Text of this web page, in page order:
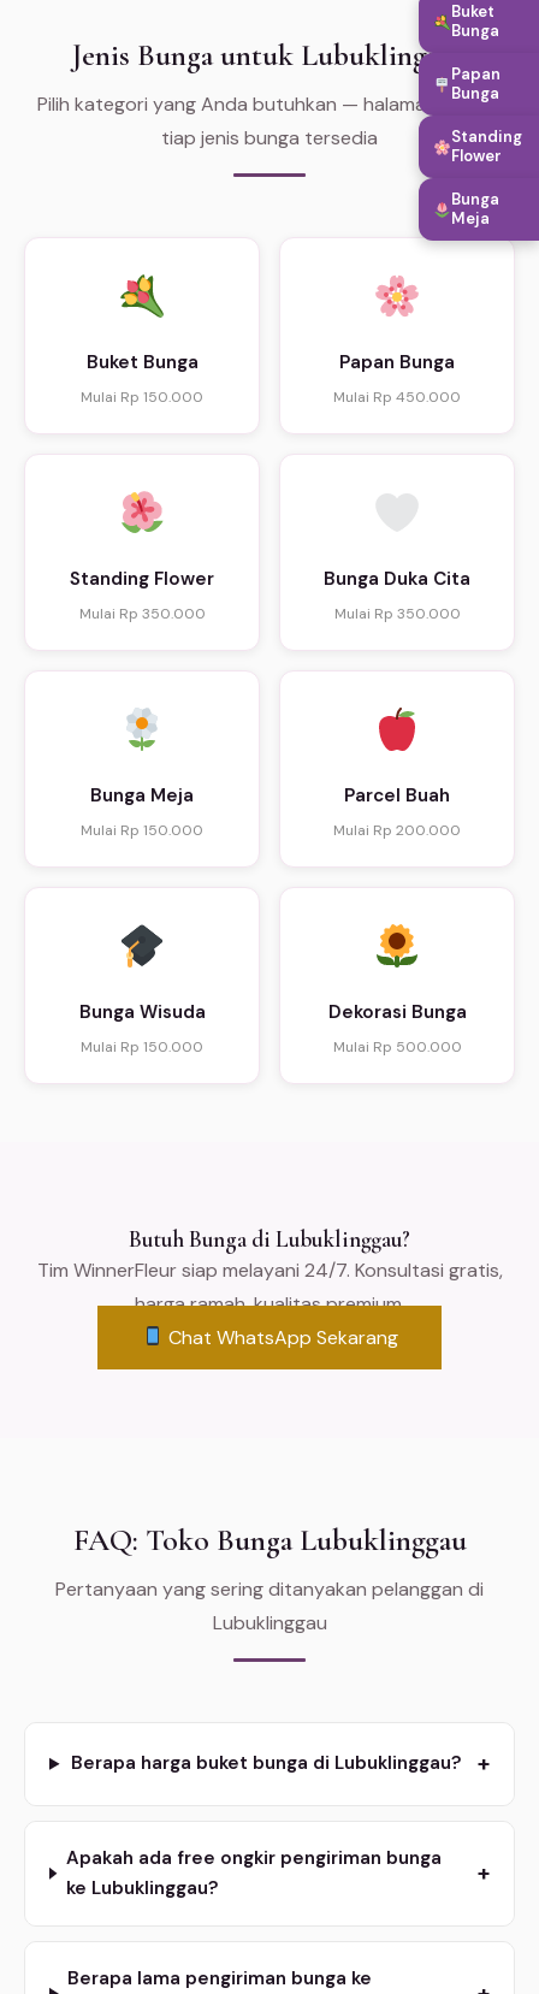
Jenis Bunga untuk Lubuklinggau
Pilih kategori yang Anda butuhkan — halaman khusus
tiap jenis bunga tersedia
Buket Bunga
Mulai Rp 150.000
Papan Bunga
Mulai Rp 450.000
Standing Flower
Mulai Rp 350.000
Bunga Duka Cita
Mulai Rp 350.000
Bunga Meja
Mulai Rp 150.000
Parcel Buah
Mulai Rp 200.000
Bunga Wisuda
Mulai Rp 150.000
Dekorasi Bunga
Mulai Rp 500.000
Butuh Bunga di Lubuklinggau?
Tim WinnerFleur siap melayani 24/7. Konsultasi gratis,
harga ramah, kualitas premium.
Chat WhatsApp Sekarang
FAQ: Toko Bunga Lubuklinggau
Pertanyaan yang sering ditanyakan pelanggan di
Lubuklinggau
Berapa harga buket bunga di Lubuklinggau? +
Apakah ada free ongkir pengiriman bunga
ke Lubuklinggau?
+
Berapa lama pengiriman bunga ke
Buket
Bunga
Papan
Bunga
Standing
Flower
Bunga
Meja